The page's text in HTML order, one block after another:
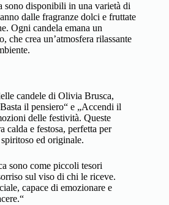
sono disponibili in una varietà di
dalle fragranze dolci e fruttate
Ogni candela emana un
che crea un’atmosfera rilassante
candele di Olivia Brusca,
il pensiero“ e „Accendi il
delle festività. Queste
calda e festosa, perfetta per
ed originale.
sono come piccoli tesori
sul viso di chi le riceve.
capace di emozionare e